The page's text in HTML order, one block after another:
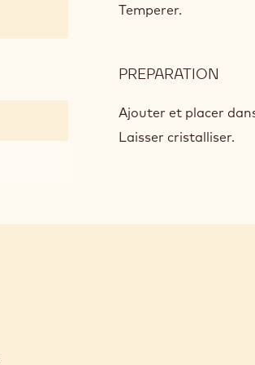
Temperer.
PREPARATION
À
Ajouter et placer
Laisser cristalliser.